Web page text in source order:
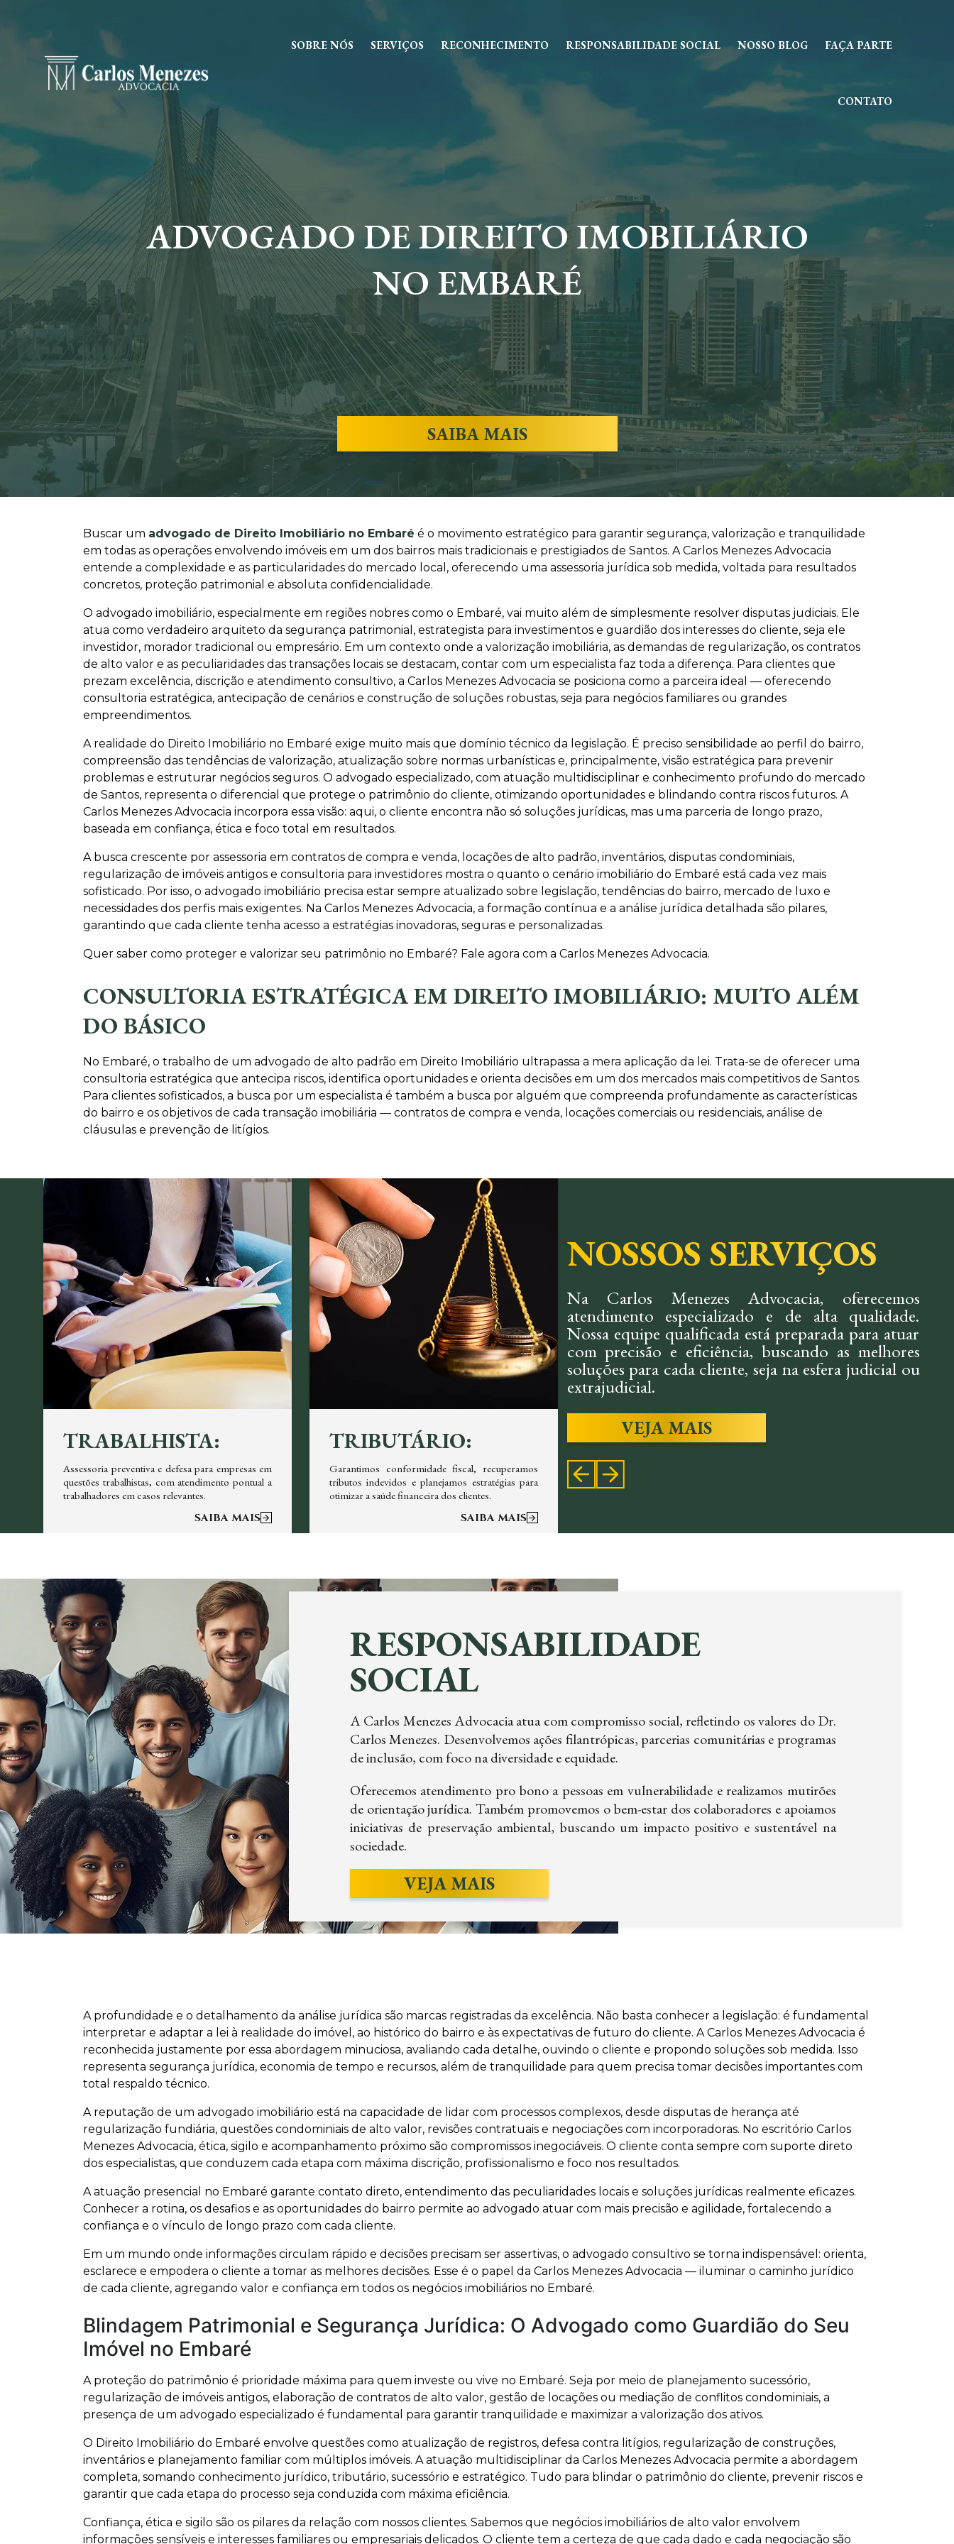
SOBRE NÓS SERVIÇOS RECONHECIMENTO RESPONSABILIDADE SOCIAL NOSSO BLOG FAÇA PARTE
CONTATO
ADVOGADO DE DIREITO IMOBILIÁRIO
NO EMBARÉ
SAIBA MAIS
Buscar um advogado de Direito Imobiliário no Embaré é o movimento estratégico para garantir segurança, valorização e tranquilidade
em todas as operações envolvendo imóveis em um dos bairros mais tradicionais e prestigiados de Santos. A Carlos Menezes Advocacia
entende a complexidade e as particularidades do mercado local, oferecendo uma assessoria jurídica sob medida, voltada para resultados
concretos, proteção patrimonial e absoluta confidencialidade.
O advogado imobiliário, especialmente em regiões nobres como o Embaré, vai muito além de simplesmente resolver disputas judiciais. Ele
atua como verdadeiro arquiteto da segurança patrimonial, estrategista para investimentos e guardião dos interesses do cliente, seja ele
investidor, morador tradicional ou empresário. Em um contexto onde a valorização imobiliária, as demandas de regularização, os contratos
de alto valor e as peculiaridades das transações locais se destacam, contar com um especialista faz toda a diferença. Para clientes que
prezam excelência, discrição e atendimento consultivo, a Carlos Menezes Advocacia se posiciona como a parceira ideal — oferecendo
consultoria estratégica, antecipação de cenários e construção de soluções robustas, seja para negócios familiares ou grandes
empreendimentos.
A realidade do Direito Imobiliário no Embaré exige muito mais que domínio técnico da legislação. É preciso sensibilidade ao perfil do bairro,
compreensão das tendências de valorização, atualização sobre normas urbanísticas e, principalmente, visão estratégica para prevenir
problemas e estruturar negócios seguros. O advogado especializado, com atuação multidisciplinar e conhecimento profundo do mercado
de Santos, representa o diferencial que protege o patrimônio do cliente, otimizando oportunidades e blindando contra riscos futuros. A
Carlos Menezes Advocacia incorpora essa visão: aqui, o cliente encontra não só soluções jurídicas, mas uma parceria de longo prazo,
baseada em confiança, ética e foco total em resultados.
A busca crescente por assessoria em contratos de compra e venda, locações de alto padrão, inventários, disputas condominiais,
regularização de imóveis antigos e consultoria para investidores mostra o quanto o cenário imobiliário do Embaré está cada vez mais
sofisticado. Por isso, o advogado imobiliário precisa estar sempre atualizado sobre legislação, tendências do bairro, mercado de luxo e
necessidades dos perfis mais exigentes. Na Carlos Menezes Advocacia, a formação contínua e a análise jurídica detalhada são pilares,
garantindo que cada cliente tenha acesso a estratégias inovadoras, seguras e personalizadas.
Quer saber como proteger e valorizar seu patrimônio no Embaré? Fale agora com a Carlos Menezes Advocacia.
CONSULTORIA ESTRATÉGICA EM DIREITO IMOBILIÁRIO: MUITO ALÉM
DO BÁSICO
No Embaré, o trabalho de um advogado de alto padrão em Direito Imobiliário ultrapassa a mera aplicação da lei. Trata-se de oferecer uma
consultoria estratégica que antecipa riscos, identifica oportunidades e orienta decisões em um dos mercados mais competitivos de Santos.
Para clientes sofisticados, a busca por um especialista é também a busca por alguém que compreenda profundamente as características
do bairro e os objetivos de cada transação imobiliária — contratos de compra e venda, locações comerciais ou residenciais, análise de
cláusulas e prevenção de litígios.
TRABALHISTA:
Assessoria preventiva e defesa para empresas em
questões trabalhistas, com atendimento pontual a
trabalhadores em casos relevantes.
SAIBA MAIS
TRIBUTÁRIO:
Garantimos conformidade fiscal, recuperamos
tributos indevidos e planejamos estratégias para
otimizar a saúde financeira dos clientes.
SAIBA MAIS
CIVIL:
Oferecemos soluções rápidas e eficazes em
contratos, indenizações e conflitos, sempre
NOSSOS SERVIÇOS
Na Carlos Menezes Advocacia, oferecemos
atendimento especializado e de alta qualidade.
Nossa equipe qualificada está preparada para atuar
com precisão e eficiência, buscando as melhores
soluções para cada cliente, seja na esfera judicial ou
extrajudicial.
VEJA MAIS
RESPONSABILIDADE
SOCIAL
A Carlos Menezes Advocacia atua com compromisso social, refletindo os valores do Dr.
Carlos Menezes. Desenvolvemos ações filantrópicas, parcerias comunitárias e programas
de inclusão, com foco na diversidade e equidade.
Oferecemos atendimento pro bono a pessoas em vulnerabilidade e realizamos mutirões
de orientação jurídica. Também promovemos o bem-estar dos colaboradores e apoiamos
iniciativas de preservação ambiental, buscando um impacto positivo e sustentável na
sociedade.
VEJA MAIS
A profundidade e o detalhamento da análise jurídica são marcas registradas da excelência. Não basta conhecer a legislação: é fundamental
interpretar e adaptar a lei à realidade do imóvel, ao histórico do bairro e às expectativas de futuro do cliente. A Carlos Menezes Advocacia é
reconhecida justamente por essa abordagem minuciosa, avaliando cada detalhe, ouvindo o cliente e propondo soluções sob medida. Isso
representa segurança jurídica, economia de tempo e recursos, além de tranquilidade para quem precisa tomar decisões importantes com
total respaldo técnico.
A reputação de um advogado imobiliário está na capacidade de lidar com processos complexos, desde disputas de herança até
regularização fundiária, questões condominiais de alto valor, revisões contratuais e negociações com incorporadoras. No escritório Carlos
Menezes Advocacia, ética, sigilo e acompanhamento próximo são compromissos inegociáveis. O cliente conta sempre com suporte direto
dos especialistas, que conduzem cada etapa com máxima discrição, profissionalismo e foco nos resultados.
A atuação presencial no Embaré garante contato direto, entendimento das peculiaridades locais e soluções jurídicas realmente eficazes.
Conhecer a rotina, os desafios e as oportunidades do bairro permite ao advogado atuar com mais precisão e agilidade, fortalecendo a
confiança e o vínculo de longo prazo com cada cliente.
Em um mundo onde informações circulam rápido e decisões precisam ser assertivas, o advogado consultivo se torna indispensável: orienta,
esclarece e empodera o cliente a tomar as melhores decisões. Esse é o papel da Carlos Menezes Advocacia — iluminar o caminho jurídico
de cada cliente, agregando valor e confiança em todos os negócios imobiliários no Embaré.
Blindagem Patrimonial e Segurança Jurídica: O Advogado como Guardião do Seu
Imóvel no Embaré
A proteção do patrimônio é prioridade máxima para quem investe ou vive no Embaré. Seja por meio de planejamento sucessório,
regularização de imóveis antigos, elaboração de contratos de alto valor, gestão de locações ou mediação de conflitos condominiais, a
presença de um advogado especializado é fundamental para garantir tranquilidade e maximizar a valorização dos ativos.
O Direito Imobiliário do Embaré envolve questões como atualização de registros, defesa contra litígios, regularização de construções,
inventários e planejamento familiar com múltiplos imóveis. A atuação multidisciplinar da Carlos Menezes Advocacia permite a abordagem
completa, somando conhecimento jurídico, tributário, sucessório e estratégico. Tudo para blindar o patrimônio do cliente, prevenir riscos e
garantir que cada etapa do processo seja conduzida com máxima eficiência.
Confiança, ética e sigilo são os pilares da relação com nossos clientes. Sabemos que negócios imobiliários de alto valor envolvem
informações sensíveis e interesses familiares ou empresariais delicados. O cliente tem a certeza de que cada dado e cada negociação são